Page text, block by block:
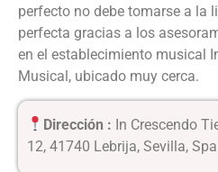
perfecto no debe tomarse a la
perfecta gracias a los
en el establecimiento musical
Musical, ubicado muy cerca.
Dirección : In Crescendo
12, 41740 Lebrija, Sevilla,